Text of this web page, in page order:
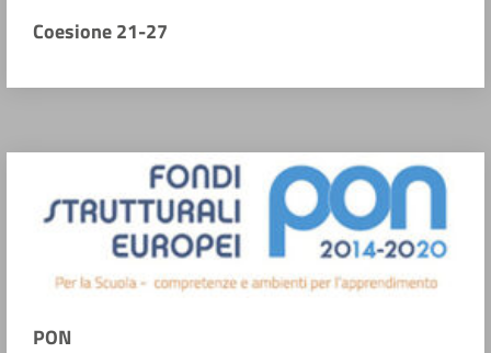
Coesione 21-27
PON